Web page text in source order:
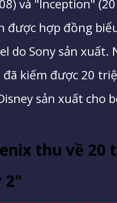
và "Inception"
được hợp đồng
do Sony sản
kiếm được 20
sản xuất cho
thu về 20
2"